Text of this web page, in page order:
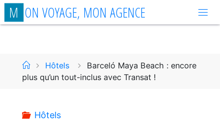
Aller
auM ON VOYAGE, MON AGENCE
AccueilHôtels
Barceló Maya Beach : encore
plus qu’un tout-inclus avec Transat !
Hôtels